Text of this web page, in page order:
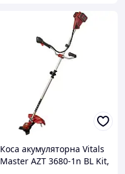
Коса акумуляторна Vitals
Master AZT 3680-1n BL Kit,